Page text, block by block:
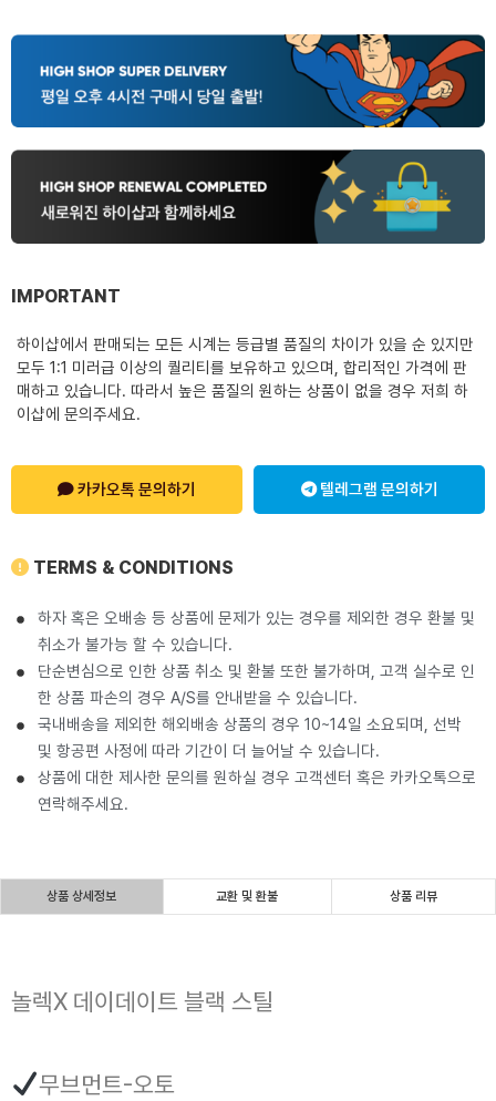
IMPORTANT
하이샵에서 판매되는 모든 시계는 등급별 품질의 차이가 있을 순 있지만
모두 1:1 미러급 이상의 퀄리티를 보유하고 있으며, 합리적인 가격에 판
매하고 있습니다. 따라서 높은 품질의 원하는 상품이 없을 경우 저희 하
이샵에 문의주세요.
카카오톡 문의하기 텔레그램 문의하기
TERMS & CONDITIONS
하자 혹은 오배송 등 상품에 문제가 있는 경우를 제외한 경우 환불 및
취소가 불가능 할 수 있습니다.
단순변심으로 인한 상품 취소 및 환불 또한 불가하며, 고객 실수로 인
한 상품 파손의 경우 A/S를 안내받을 수 있습니다.
국내배송을 제외한 해외배송 상품의 경우 10~14일 소요되며, 선박
및 항공편 사정에 따라 기간이 더 늘어날 수 있습니다.
상품에 대한 제사한 문의를 원하실 경우 고객센터 혹은 카카오톡으로
연락해주세요.
상품 상세정보 교환 및 환불 상품 리뷰
놀렉X 데이데이트 블랙 스틸
무브먼트-오토